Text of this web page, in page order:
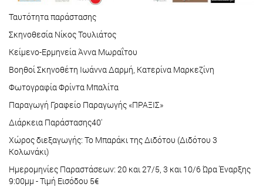
Ταυτότητα παράστασης
Σκηνοθεσία Νίκος Τουλιάτος
Κείμενο-Ερμηνεία Άννα Μωραΐτου
Βοηθοί Σκηνοθέτη Ιωάννα Δαρμή, Κατερίνα Μαρκεζίνη
Φωτογραφία Φρίντα Μπαλίτα
Παραγωγή Γραφείο Παραγωγής «ΠΡΑΞΙΣ»
Διάρκεια Παράστασης40'
Χώρος διεξαγωγής: Το Μπαράκι της Διδότου (Διδότου 3
Κολωνάκι)
Ημερομηνίες Παραστάσεων: 20 και 27/5, 3 και 10/6 Ώρα Έναρξης
9:00μμ - Τιμή Εισόδου 5€